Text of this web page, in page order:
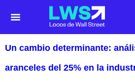
Un cambio determinante:
aranceles del 25% en la